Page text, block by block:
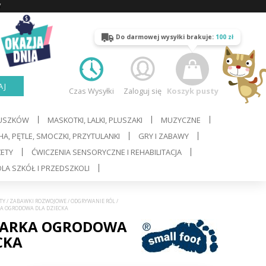
Zaloguj się
Do darmowej wysyłki brakuje: 100 zł
Koszyk pusty
Czas Wysyłki
MASKOTKI, LALKI, PLUSZAKI
MUZYCZNE
PĘTLE, SMOCZKI, PRZYTULANKI
GRY I ZABAWY
ĆWICZENIA SENSORYCZNE I REHABILITACJA
SZKÓŁ I PRZEDSZKOLI
/ ZABAWKI ROZWOJOWE/ODGRYWANIE RÓL/
OGRODOWA DLA DZIECKA
OGRODOWA